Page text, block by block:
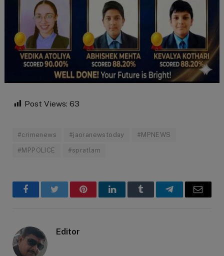
Post Views: 63
#crimenews #jaoranewstoday #MPNEWS
#MPPOLICE #spratlam
FacebookTwitter PinterestLinkedInTumblr TelegramEmail
Editor